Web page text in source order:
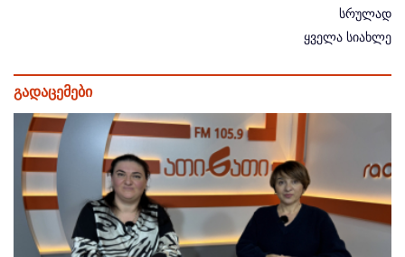
სრულად
ყველა სიახლე
გადაცემები